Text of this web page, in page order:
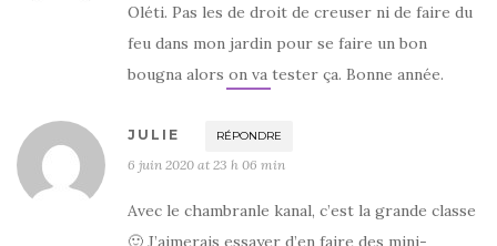
Oléti. Pas les de droit de creuser ni de faire du
feu dans mon jardin pour se faire un bon
bougna alors on va tester ça. Bonne année.
JULIE RÉPONDRE
6 juin 2020 at 23 h 06 min
Avec le chambranle kanal, c’est la grande classe
🙂 J’aimerais essayer d’en faire des mini-